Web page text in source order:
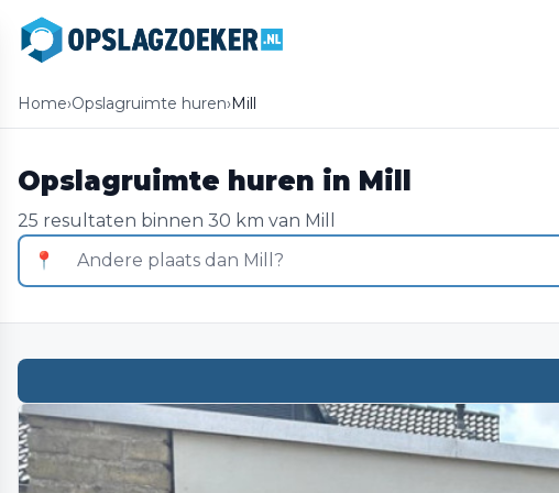
Home›Opslagruimte huren›Mill
Opslagruimte huren in Mill
25 resultaten binnen 30 km van Mill
📍